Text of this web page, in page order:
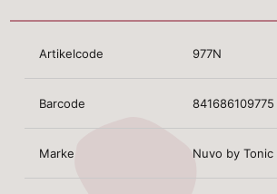
Artikelcode 977N
Barcode 841686109775
Marke Nuvo by Tonic